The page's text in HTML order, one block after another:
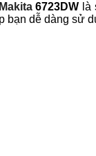
Makita6723DW là
bạn dễ dàng sử